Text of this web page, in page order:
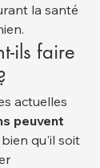
la santé
ils faire
actuelles
peuvent
bien qu'il soit